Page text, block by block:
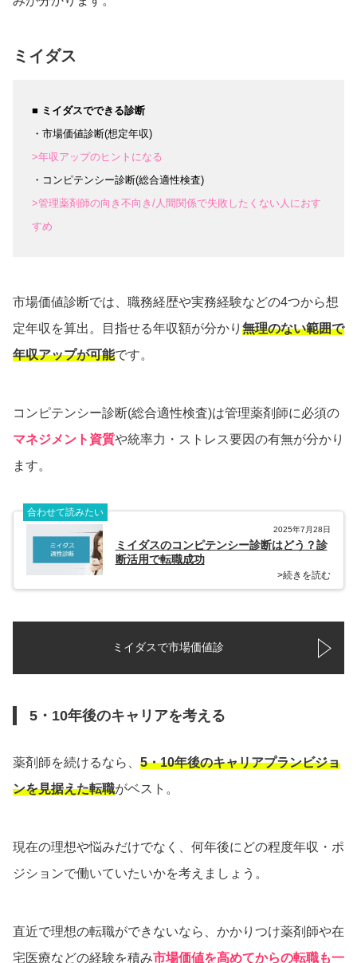
ミイダス
■ ミイダスでできる診断
・市場価値診断(想定年収)
>年収アップのヒントになる
・コンピテンシー診断(総合適性検査)
>管理薬剤師の向き不向き/人間関係で失敗したくない人におす
すめ
市場価値診断では、職務経歴や実務経験などの4つから想
定年収を算出。目指せる年収額が分かり 無理のない範囲で
年収アップが可能です。
コンピテンシー診断(総合適性検査)は管理薬剤師に必須の
マネジメント資質や統率力・ストレス要因の有無が分かり
ます。
合わせて読みたい
2025年7月28日
ミイダスのコンピテンシー診断はどう？診
断活用で転職成功
>続きを読む
ミイダスで市場価値診
5・10年後のキャリアを考える
薬剤師を続けるなら、 5・10年後のキャリアプランビジョ
ンを見据えた転職がベスト。
現在の理想や悩みだけでなく、何年後にどの程度年収・ポ
ジションで働いていたいかを考えましょう。
直近で理想の転職ができないなら、かかりつけ薬剤師や在
宅医療などの経験を積み市場価値を高めてからの転職も一